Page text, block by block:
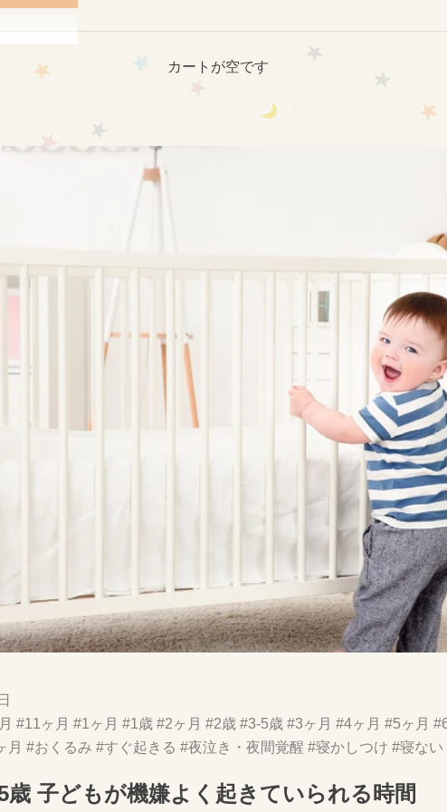
カートが空です
#11ヶ月 #1ヶ月 #1歳 #2ヶ月 #2歳 #3-5歳 #3ヶ月 #4ヶ月 #5ヶ月
月 #おくるみ #すぐ起きる #夜泣き・夜間覚醒 #寝かしつけ #寝ない
歳 子どもが機嫌よく起きていられる時間